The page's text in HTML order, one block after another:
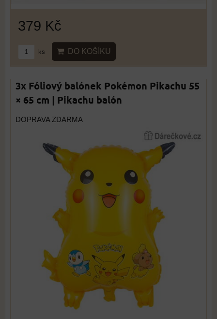
379 Kč
ks DO KOŠÍKU
3x Fóliový balónek Pokémon Pikachu 55
× 65 cm | Pikachu balón
DOPRAVA ZDARMA